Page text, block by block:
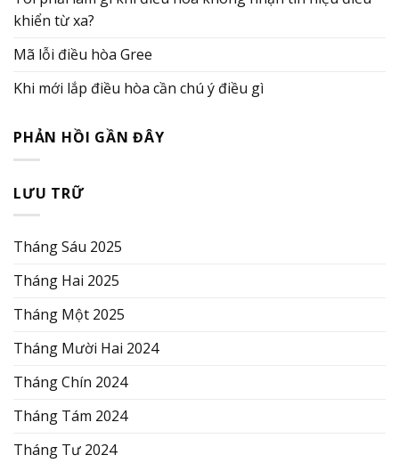
khiển từ xa?
Mã lỗi điều hòa Gree
Khi mới lắp điều hòa cần chú ý điều gì
PHẢN HỒI GẦN ĐÂY
LƯU TRỮ
Tháng Sáu 2025
Tháng Hai 2025
Tháng Một 2025
Tháng Mười Hai 2024
Tháng Chín 2024
Tháng Tám 2024
Tháng Tư 2024